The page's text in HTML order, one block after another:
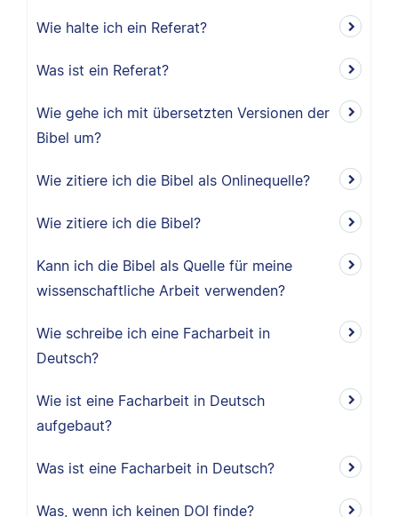
Wie halte ich ein Referat?
Was ist ein Referat?
Wie gehe ich mit übersetzten Versionen der
Bibel um?
Wie zitiere ich die Bibel als Onlinequelle?
Wie zitiere ich die Bibel?
Kann ich die Bibel als Quelle für meine
wissenschaftliche Arbeit verwenden?
Wie schreibe ich eine Facharbeit in
Deutsch?
Wie ist eine Facharbeit in Deutsch
aufgebaut?
Was ist eine Facharbeit in Deutsch?
Was, wenn ich keinen DOI finde?